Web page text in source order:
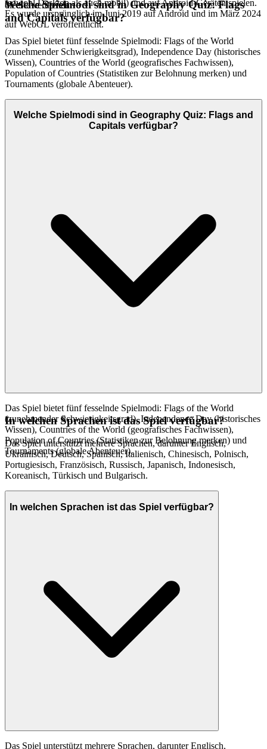
die Sie verdienen.
(sowohl Desktop als auch mobil) und auf Android-Geräten spielen.
Es wurde ursprünglich im Juni 2019 auf Android und im März 2024
auf WebGL veröffentlicht.
Welche Spielmodi sind in Geography Quiz: Flags
and Capitals verfügbar?
Das Spiel bietet fünf fesselnde Spielmodi: Flags of the World
(zunehmender Schwierigkeitsgrad), Independence Day (historisches
Wissen), Countries of the World (geografisches Fachwissen),
Population of Countries (Statistiken zur Belohnung merken) und
Tournaments (globale Abenteuer).
Welche Spielmodi sind in Geography Quiz: Flags and
Capitals verfügbar?
Das Spiel bietet fünf fesselnde Spielmodi: Flags of the World
(zunehmender Schwierigkeitsgrad), Independence Day (historisches
Wissen), Countries of the World (geografisches Fachwissen),
Population of Countries (Statistiken zur Belohnung merken) und
Tournaments (globale Abenteuer).
In welchen Sprachen ist das Spiel verfügbar?
Das Spiel unterstützt mehrere Sprachen, darunter Englisch,
Ukrainisch, Deutsch, Spanisch, Italienisch, Chinesisch, Polnisch,
Portugiesisch, Französisch, Russisch, Japanisch, Indonesisch,
Koreanisch, Türkisch und Bulgarisch.
In welchen Sprachen ist das Spiel verfügbar?
Das Spiel unterstützt mehrere Sprachen, darunter Englisch,